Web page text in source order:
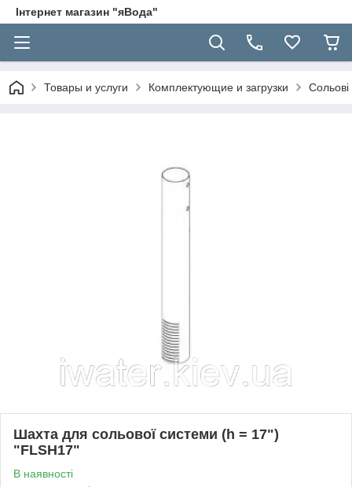
Інтернет магазин "яВода"
Товары и услуги Комплектующие и загрузки
Шахта для сольової системи (h = 17")
"FLSН17"
В наявності